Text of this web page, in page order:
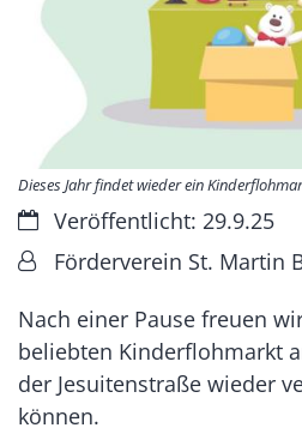
Dieses Jahr findet wieder ein
Datum:Veröffentlicht: 29.9.25
Von:Förderverein St. Martin
Nach einer Pause freuen
beliebten Kinderflohmarkt
der Jesuitenstraße wieder
können.